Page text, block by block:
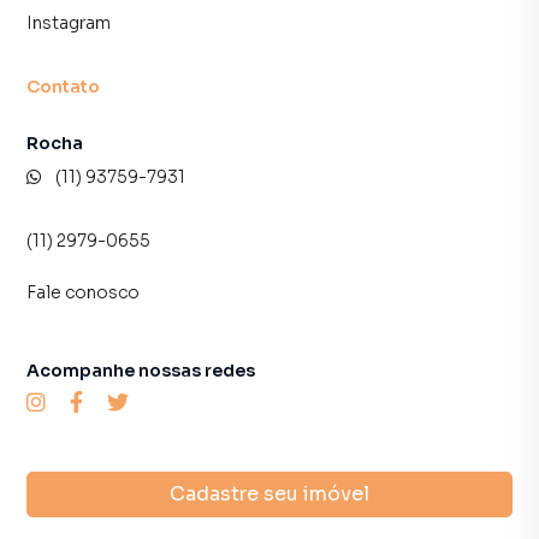
Instagram
Contato
Rocha
(11) 93759-7931
(11) 2979-0655
Fale conosco
Cadastre seu imóvel
Acompanhe nossas redes